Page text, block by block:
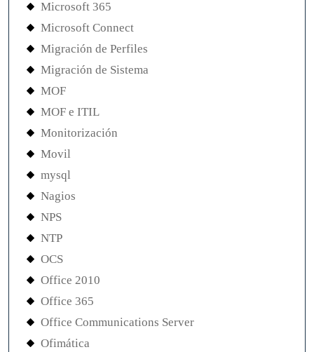
Microsoft 365
Microsoft Connect
Migración de Perfiles
Migración de Sistema
MOF
MOF e ITIL
Monitorización
Movil
mysql
Nagios
NPS
NTP
OCS
Office 2010
Office 365
Office Communications Server
Ofimática